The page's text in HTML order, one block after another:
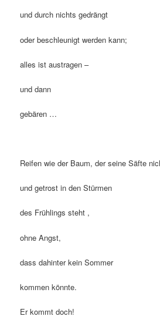
und durch nichts gedrängt
oder beschleunigt werden kann;
alles ist austragen –
und dann
gebären …
Reifen wie der Baum, der seine Säfte
und getrost in den Stürmen
des Frühlings steht ,
ohne Angst,
dass dahinter kein Sommer
kommen könnte.
Er kommt doch!